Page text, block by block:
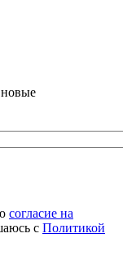
согласие на
с Политикой